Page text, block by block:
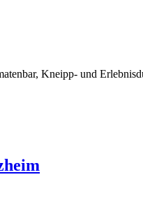
Kneipp- und